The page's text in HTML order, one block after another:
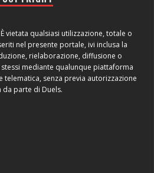
vietata qualsiasi utilizzazione, totale o
nel presente portale, ivi inclusa la
rielaborazione, diffusione o
mediante qualunque piattaforma
senza previa autorizzazione
da parte di Duels.